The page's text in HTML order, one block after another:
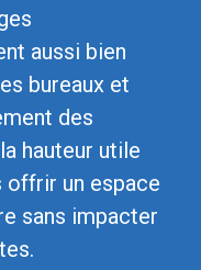
aussi bien
bureaux et
des
hauteur utile
offrir un espace
sans impacter